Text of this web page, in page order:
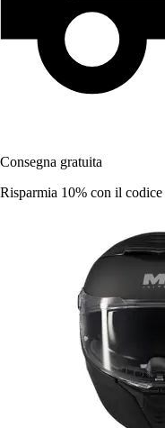
Consegna gratuita
Risparmia 10% con il codice